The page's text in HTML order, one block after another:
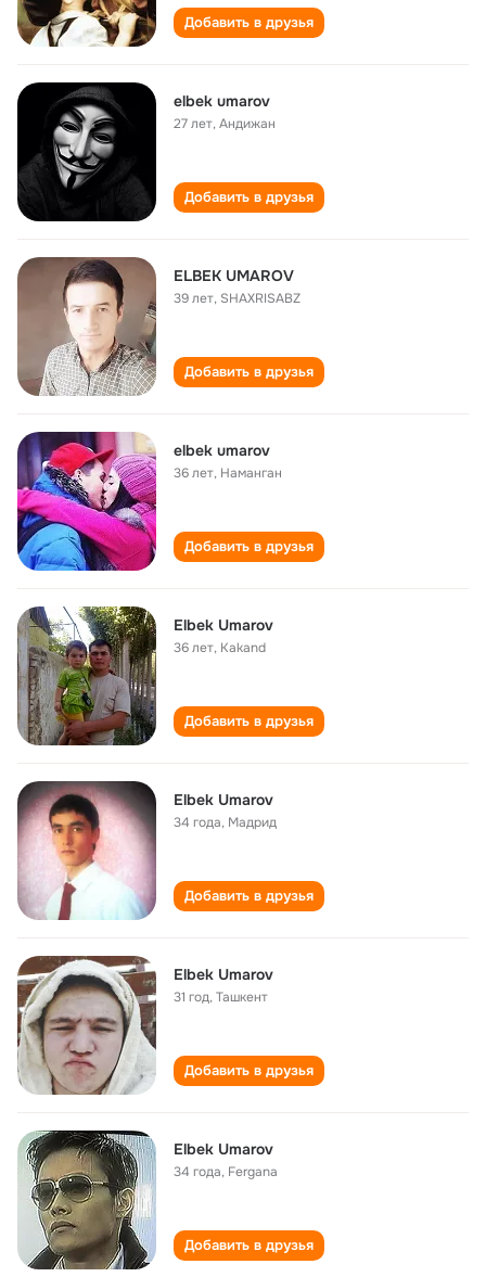
Добавить в друзья
elbek umarov
27 лет,Андижан
Добавить в друзья
ELBEK UMAROV
39 лет, SHAXRISABZ
Добавить в друзья
elbek umarov
36 лет, Наманган
Добавить в друзья
Elbek Umarov
36 лет, Kakand
Добавить в друзья
Elbek Umarov
34 года, Мадрид
Добавить в друзья
Elbek Umarov
31 год,Ташкент
Добавить в друзья
Elbek Umarov
34 года, Fergana
Добавить в друзья